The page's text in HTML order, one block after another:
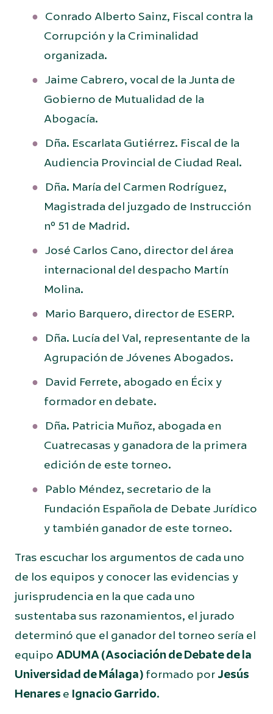
Conrado Alberto Sainz, Fiscal contra la
Corrupción y la Criminalidad
organizada.
Jaime Cabrero, vocal de la Junta de
Gobierno de Mutualidad de la
Abogacía.
Dña. Escarlata Gutiérrez. Fiscal de la
Audiencia Provincial de Ciudad Real.
Dña. María del Carmen Rodríguez,
Magistrada del juzgado de Instrucción
nº 51 de Madrid.
José Carlos Cano, director del área
internacional del despacho Martín
Molina.
Mario Barquero, director de ESERP.
Dña. Lucía del Val, representante de la
Agrupación de Jóvenes Abogados.
David Ferrete, abogado en Écix y
formador en debate.
Dña. Patricia Muñoz, abogada en
Cuatrecasas y ganadora de la primera
edición de este torneo.
Pablo Méndez, secretario de la
Fundación Española de Debate Jurídico
y también ganador de este torneo.
Tras escuchar los argumentos de cada uno
de los equipos y conocer las evidencias y
jurisprudencia en la que cada uno
sustentaba sus razonamientos, el jurado
determinó que el ganador del torneo sería el
equipo ADUMA (Asociación de Debate de la
Universidad de Málaga) formado por Jesús
Henares e Ignacio Garrido.